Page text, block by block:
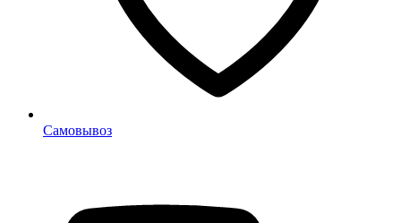
Самовывоз